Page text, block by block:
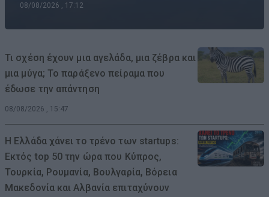
08/08/2026 , 17:12
Τι σχέση έχουν μια αγελάδα, μια ζέβρα και
μια μύγα; Το παράξενο πείραμα που
έδωσε την απάντηση
08/08/2026 , 15:47
Η Ελλάδα χάνει το τρένο των startups:
Εκτός top 50 την ώρα που Κύπρος,
Τουρκία, Ρουμανία, Βουλγαρία, Βόρεια
Μακεδονία και Αλβανία επιταχύνουν